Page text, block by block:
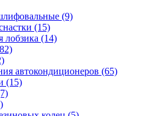
(9)
(15)
лобзика (14)
автокондиционеров (65)
(15)